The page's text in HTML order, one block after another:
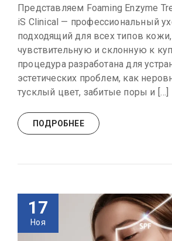
Представляем Foaming Enzyme
iS Clinical — профессиональный
подходящий для всех типов
чувствительную и склонную к
процедура разработана для
эстетических проблем, как
тусклый цвет, забитые поры и […]
ПОДРОБНЕЕ
17
Ноя